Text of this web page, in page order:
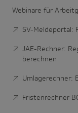
Webinare für
SV-Meldeportal:
JAE-Rechner:
berechnen
Umlagerechner:
Fristenrechner